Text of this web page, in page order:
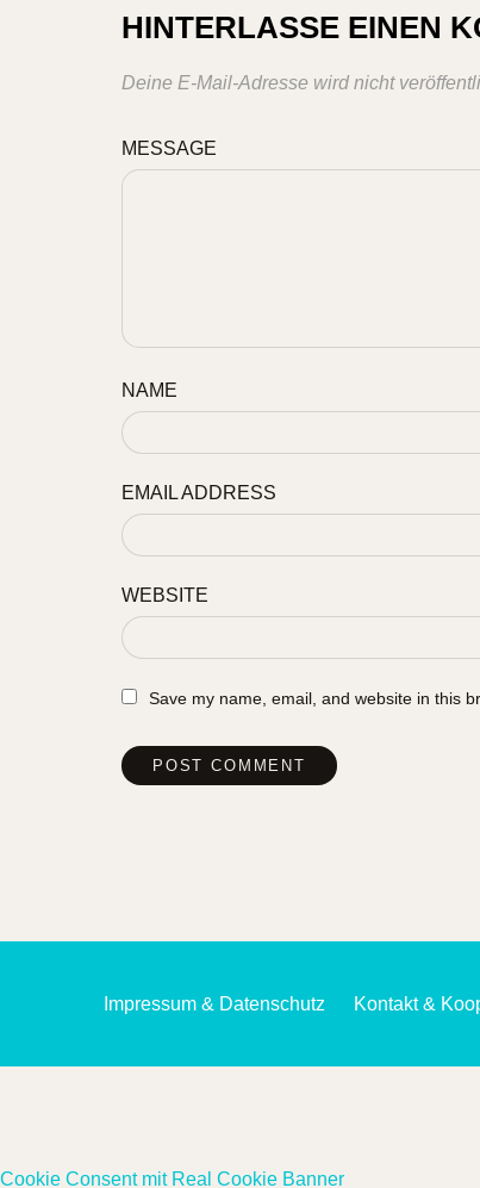
HINTERLASSE EINEN
Deine E-Mail-Adresse wird nicht
MESSAGE
NAME
EMAIL ADDRESS
WEBSITE
Save my name, email, and website in this
Impressum & Datenschutz Kontakt &
Cookie Consent mit Real Cookie Banner